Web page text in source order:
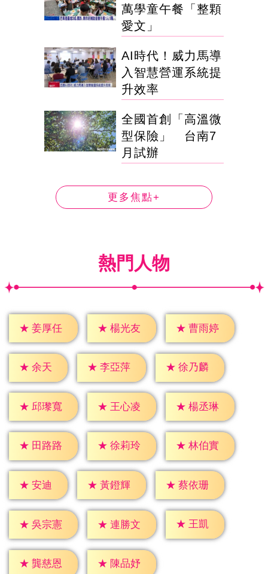
萬學童午餐「整顆
愛文」
AI時代！威力馬導
入智慧營運系統提
升效率
全國首創「高溫微
型保險」 台南7
月試辦
更多焦點+
熱門人物
★ 姜厚任 ★ 楊光友 ★ 曹雨婷
★ 余天 ★ 李亞萍 ★ 徐乃麟
★ 邱瓈寬 ★ 王心凌 ★ 楊丞琳
★ 田路路 ★ 徐莉玲 ★ 林伯實
★ 安迪 ★ 黃鐙輝 ★ 蔡依珊
★ 吳宗憲 ★ 連勝文 ★ 王凱
★ 龔慈恩 ★ 陳品妤